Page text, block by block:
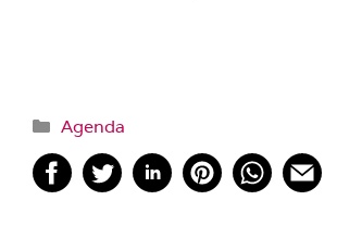
Categorías
Agenda